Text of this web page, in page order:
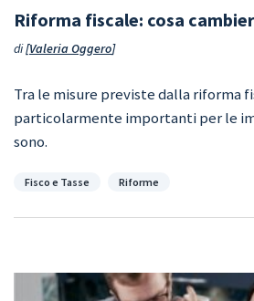
Riforma fiscale: cosa
di Valeria Oggero
Tra le misure previste dalla riforma
particolarmente importanti per le
sono.
Categorie
Fisco e Tasse Riforme